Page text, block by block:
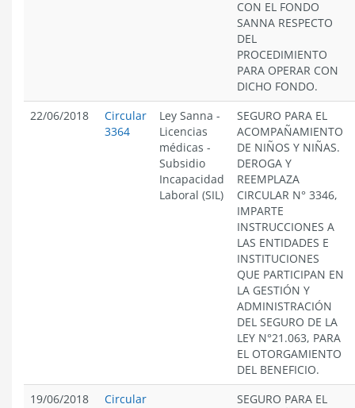
CON EL FONDO
SANNA RESPECTO
DEL
PROCEDIMIENTO
PARA OPERAR CON
DICHO FONDO.
22/06/2018
Circular
3364
Ley Sanna -
Licencias
médicas -
Subsidio
Incapacidad
Laboral (SIL)
SEGURO PARA EL
ACOMPAÑAMIENTO
DE NIÑOS Y NIÑAS.
DEROGA Y
REEMPLAZA
CIRCULAR N° 3346,
IMPARTE
INSTRUCCIONES A
LAS ENTIDADES E
INSTITUCIONES
QUE PARTICIPAN EN
LA GESTIÓN Y
ADMINISTRACIÓN
DEL SEGURO DE LA
LEY N°21.063, PARA
EL OTORGAMIENTO
DEL BENEFICIO.
19/06/2018
Circular
SEGURO PARA EL